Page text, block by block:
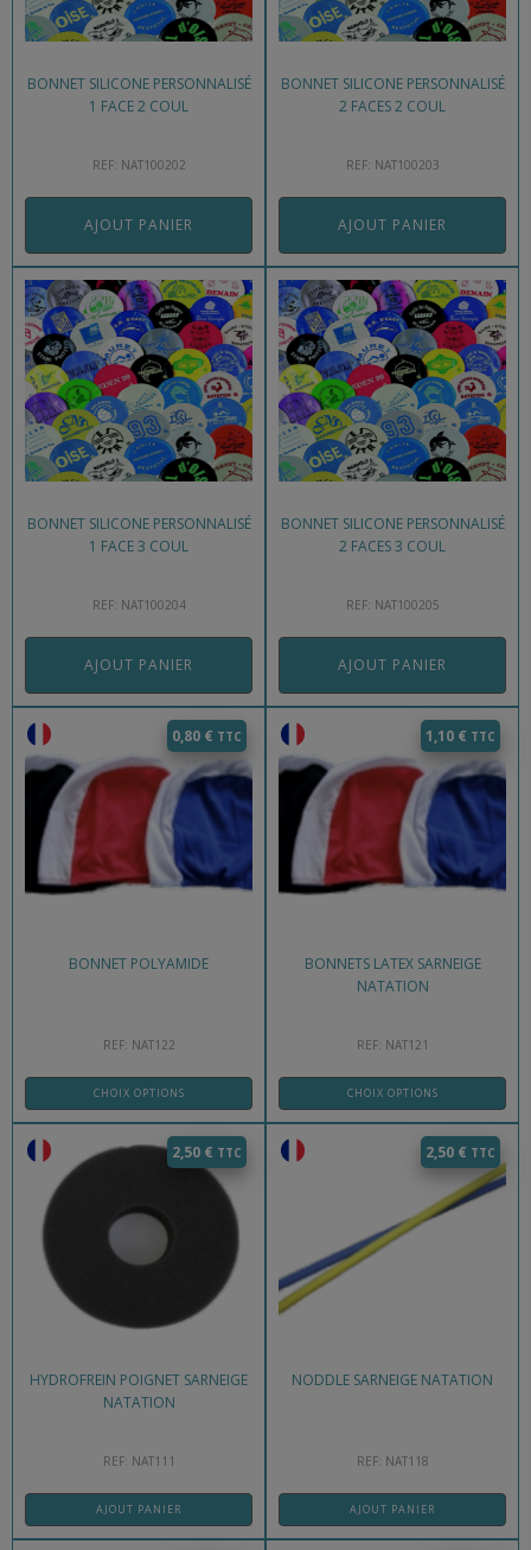
BONNET SILICONE PERSONNALISÉ
1 FACE 2 COUL
REF: NAT100202
AJOUT PANIER
BONNET SILICONE PERSONNALISÉ
2 FACES 2 COUL
REF: NAT100203
AJOUT PANIER
BONNET SILICONE PERSONNALISÉ
1 FACE 3 COUL
REF: NAT100204
AJOUT PANIER
BONNET SILICONE PERSONNALISÉ
2 FACES 3 COUL
REF: NAT100205
AJOUT PANIER
BONNET POLYAMIDE
REF: NAT122
0,80 €
CHOIX OPTIONS
BONNETS LATEX SARNEIGE
NATATION
REF: NAT121
1,10 €
CHOIX OPTIONS
HYDROFREIN POIGNET SARNEIGE
NATATION
REF: NAT111
2,50 €
AJOUT PANIER
NODDLE SARNEIGE NATATION
REF: NAT118
2,50 €
AJOUT PANIER